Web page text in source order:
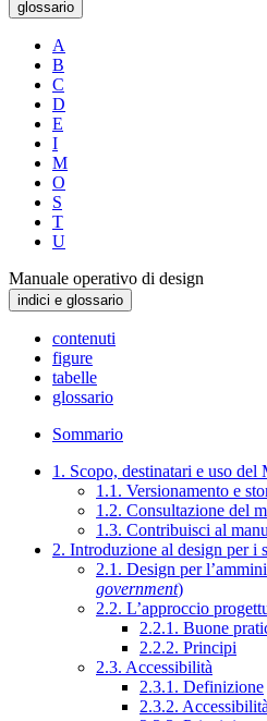
glossario
A
B
C
D
E
I
M
O
S
T
U
Manuale operativo di design
indici e glossario
contenuti
figure
tabelle
glossario
Sommario
1. Scopo, destinatari e uso
1.1. Versionamento e
1.2. Consultazione del
1.3. Contribuisci al
2. Introduzione al design per i
2.1. Design per
government)
2.2. L’approccio
2.2.1. Buone
2.2.2. Principi
2.3. Accessibilità
2.3.1. Definizione
2.3.2.